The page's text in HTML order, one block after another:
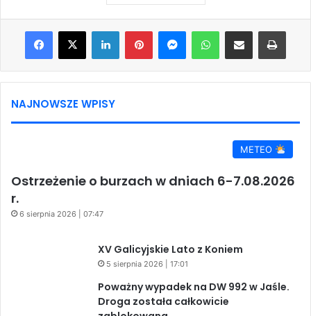
Facebook
X LinkedInPinterestMessengerWhatsAppShare via Email Print
NAJNOWSZE WPISY
METEO
Ostrzeżenie o burzach w dniach 6-7.08.2026
r.
6 sierpnia 2026 | 07:47
XV Galicyjskie Lato z Koniem
5 sierpnia 2026 | 17:01
Poważny wypadek na DW 992 w Jaśle.
Droga została całkowicie